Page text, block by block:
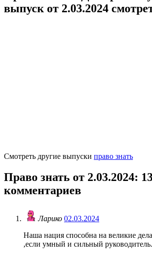
выпуск от 2.03.2024
Смотреть другие выпуски право знать
Право знать от 2.03.2024:
комментариев
Ларико 02.03.2024
Наша нация способна на великие
,если умный и сильный руководитель.